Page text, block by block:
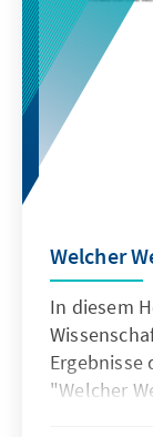
Welcher
In diesem
Ergebnisse
"Welcher